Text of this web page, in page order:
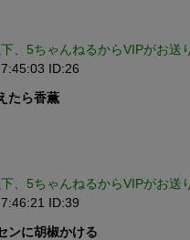
下、5ちゃんねるからVIPがお送
ID:26
たら香薫
下、5ちゃんねるからVIPがお送
ID:39
ンに胡椒かける